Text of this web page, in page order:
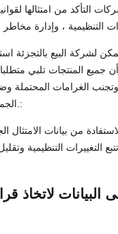
التأكد من امتثالها
لشركة البيع بالتجزئة
جميع المنتجات تلبي
وتجنب الغرامات المحتملة
الجمركي السلس.:
من بيانات الامتثال
التغييرات التنظيمية
البيانات لاتخاذ